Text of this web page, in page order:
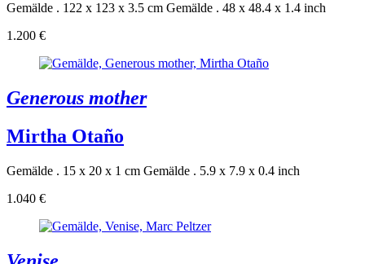
Gemälde . 122 x 123 x 3.5 cm Gemälde . 48 x 48.4 x 1.4 inch
1.200 €
Generous mother
Mirtha Otaño
Gemälde . 15 x 20 x 1 cm Gemälde . 5.9 x 7.9 x 0.4 inch
1.040 €